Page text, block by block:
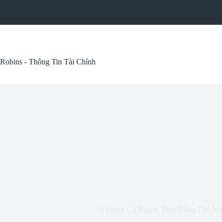
Robins - Thông Tin Tài Chính